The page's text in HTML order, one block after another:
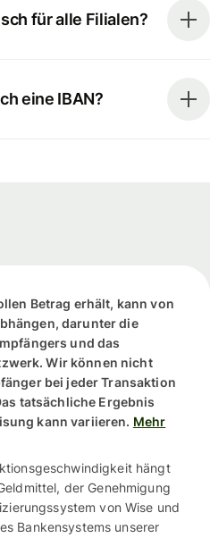
für alle Filialen?
eine IBAN?
Betrag erhält, kann von
darunter die
und das
Wir können nicht
bei jeder Transaktion
tatsächliche Ergebnis
kann variieren. Mehr
hängt
der Genehmigung
von Wise und
Bankensystems unserer